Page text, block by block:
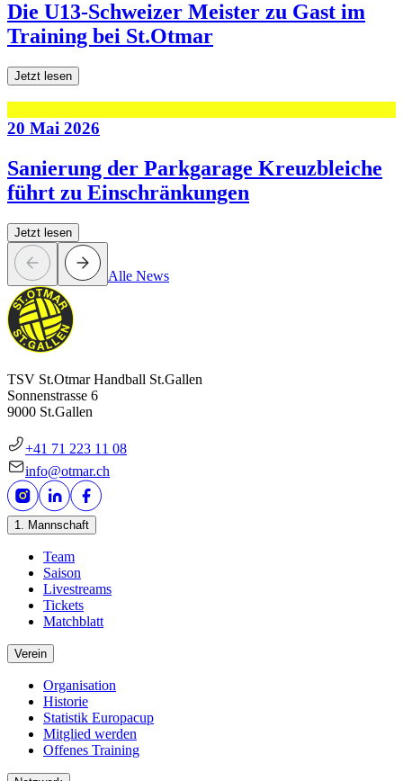
Die U13-Schweizer Meister zu Gast im
Training bei St.Otmar
Jetzt lesen
20 Mai 2026
Sanierung der Parkgarage Kreuzbleiche
führt zu Einschränkungen
Jetzt lesen
Alle News
TSV St.Otmar Handball St.Gallen
Sonnenstrasse 6
9000 St.Gallen
+41 71 223 11 08
info@otmar.ch
1. Mannschaft
Team
Saison
Livestreams
Tickets
Matchblatt
Verein
Organisation
Historie
Statistik Europacup
Mitglied werden
Offenes Training